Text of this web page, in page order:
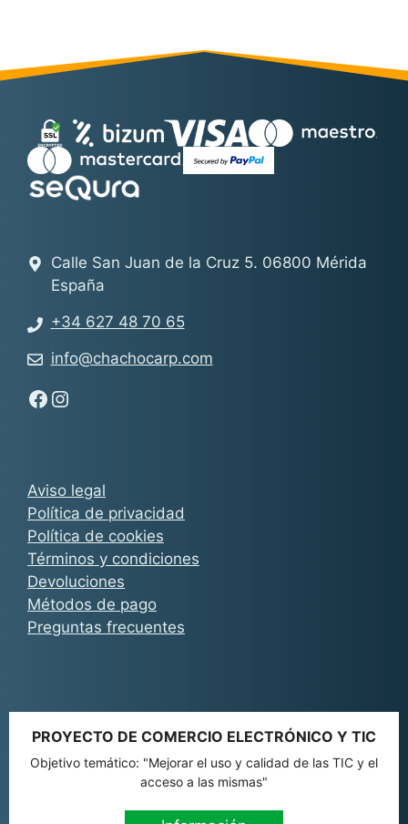
Aviso legal
Política de privacidad
Política de cookies
Términos y condiciones
Devoluciones
Métodos de pago
Preguntas frecuentes
Calle San Juan de la Cruz 5. 06800 Mérida
España
+34 627 48 70 65
info@chachocarp.com
Síguenos en Facebook - Chachocarp
Síguenos en Instagram - Chachocarp
PROYECTO DE COMERCIO ELECTRÓNICO Y TIC
Objetivo temático: "Mejorar el uso y calidad de las TIC y el
acceso a las mismas"